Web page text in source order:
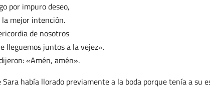
por impuro deseo,
la mejor intención.
de nosotros
lleguemos juntos a la vejez».
«Amén, amén».
Sara había llorado previamente a la boda porque tenía a su